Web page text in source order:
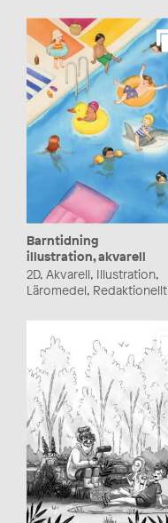
Barntidning
illustration, akvarell
2D, Akvarell, Illustration,
Läromedel, Redaktionellt